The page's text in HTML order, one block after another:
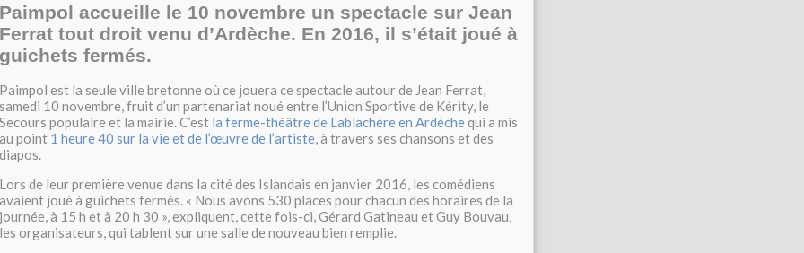
Paimpol accueille le 10 novembre un spectacle sur Jean
Ferrat tout droit venu d’Ardèche. En 2016, il s’était joué à
guichets fermés.
Paimpol est la seule ville bretonne où ce jouera ce spectacle autour de Jean Ferrat,
samedi 10 novembre, fruit d’un partenariat noué entre l’Union Sportive de Kérity, le
Secours populaire et la mairie. C’est la ferme-théâtre de Lablachère en Ardèchequi a mis
au point 1 heure 40 sur la vie et de l’œuvre de l’artiste, à travers ses chansons et des
diapos.
Lors de leur première venue dans la cité des Islandais en janvier 2016, les comédiens
avaient joué à guichets fermés. « Nous avons 530 places pour chacun des horaires de la
journée, à 15 h et à 20 h 30 », expliquent, cette fois-ci, Gérard Gatineau et Guy Bouvau,
les organisateurs, qui tablent sur une salle de nouveau bien remplie.